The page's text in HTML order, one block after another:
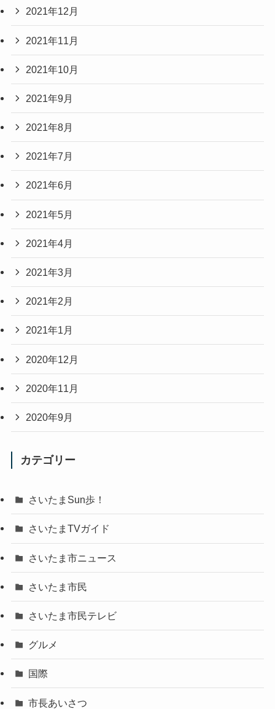
2021年12月
2021年11月
2021年10月
2021年9月
2021年8月
2021年7月
2021年6月
2021年5月
2021年4月
2021年3月
2021年2月
2021年1月
2020年12月
2020年11月
2020年9月
カテゴリー
さいたまSun歩！
さいたまTVガイド
さいたま市ニュース
さいたま市民
さいたま市民テレビ
グルメ
国際
市長あいさつ